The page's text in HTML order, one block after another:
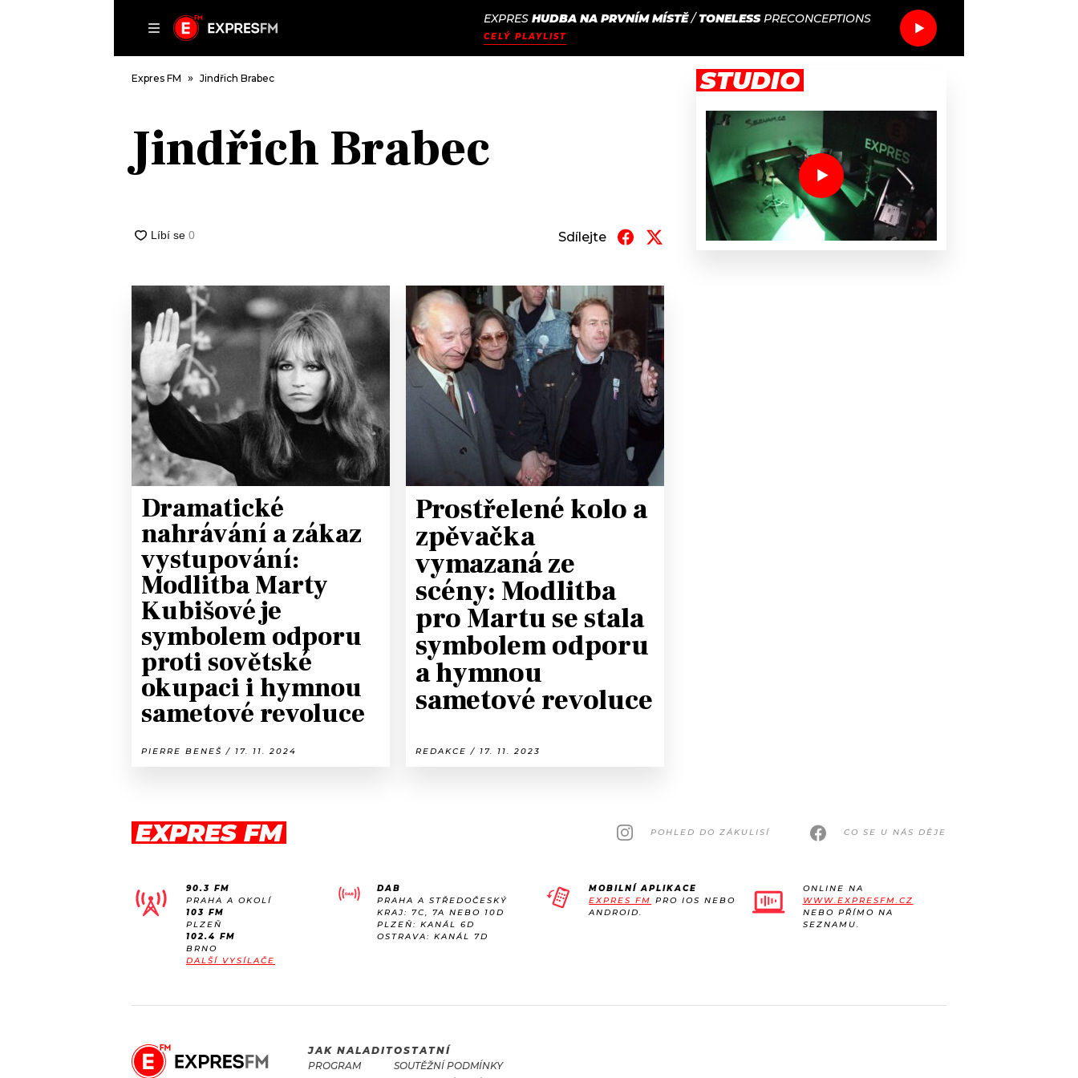
SEZNAM.CZ
EXPRES HUDBA NA PRVNÍM MÍSTĚ/TONELESS PRECONCEPTIONS
CELÝ PLAYLIST
DOMŮ
HUDBA
KALENDÁŘ
KVÍZY
MIX
OSTATNÍ
PODCASTY
JAK NALADIT
RÁDIO
APLIKACE
PROGRAM
PLAYLIST
JAK NALADIT
SOUTĚŽE
Expres FM Jindřich Brabec
Jindřich Brabec
Sdílejte
Dramatické
nahrávání a zákaz
vystupování:
Modlitba Marty
Kubišové je
symbolem odporu
proti sovětské
okupaci i hymnou
sametové revoluce
PIERRE BENEŠ / 17. 11. 2024
Prostřelené kolo a
zpěvačka
vymazaná ze
scény: Modlitba
pro Martu se stala
symbolem odporu
a hymnou
sametové revoluce
REDAKCE / 17. 11. 2023
STUDIO
EXPRES FM POHLED DO ZÁKULISÍ CO SE U NÁS DĚJE
90.3 FM
PRAHA A OKOLÍ
103 FM
PLZEŇ
102.4 FM
BRNO
DALŠÍ VYSÍLAČE
DAB
PRAHA A STŘEDOČESKÝ
KRAJ: 7C, 7A NEBO 10D
PLZEŇ: KANÁL 6D
OSTRAVA: KANÁL 7D
MOBILNÍ APLIKACE
EXPRES FM PRO IOS NEBO
ANDROID.
ONLINE NA
WWW.EXPRESFM.CZ
NEBO PŘÍMO NA
SEZNAMU.
JAK NALADIT
PROGRAM
OSTATNÍ
SOUTĚŽNÍ PODMÍNKY